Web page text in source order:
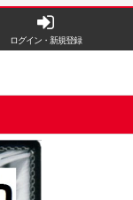
ログイン・新規登録